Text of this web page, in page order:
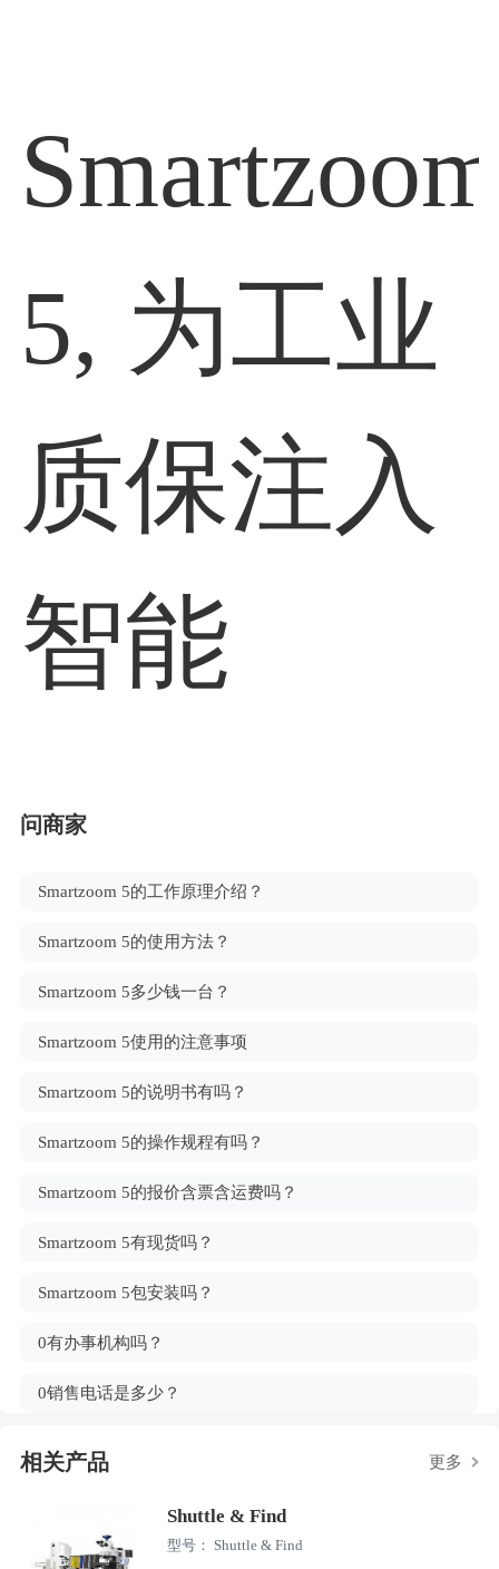
5, 为工业
质保注入
智能
问商家
Smartzoom 5的工作原理介绍？
Smartzoom 5的使用方法？
Smartzoom 5多少钱一台？
Smartzoom 5使用的注意事项
Smartzoom 5的说明书有吗？
Smartzoom 5的操作规程有吗？
Smartzoom 5的报价含票含运费吗？
Smartzoom 5有现货吗？
Smartzoom 5包安装吗？
0有办事机构吗？
0销售电话是多少？
相关产品 更多
Shuttle & Find
型号： Shuttle & Find